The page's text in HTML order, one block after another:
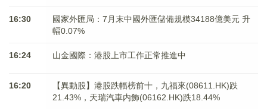
16:30
國家外匯局：7月末中國外匯儲備規模34188億美元 升
幅0.07%
16:24 山金國際：港股上市工作正常推進中
16:20
【異動股】港股跌幅榜前十，九福來(08611.HK)跌
21.43%，天瑞汽車内飾(06162.HK)跌18.44%